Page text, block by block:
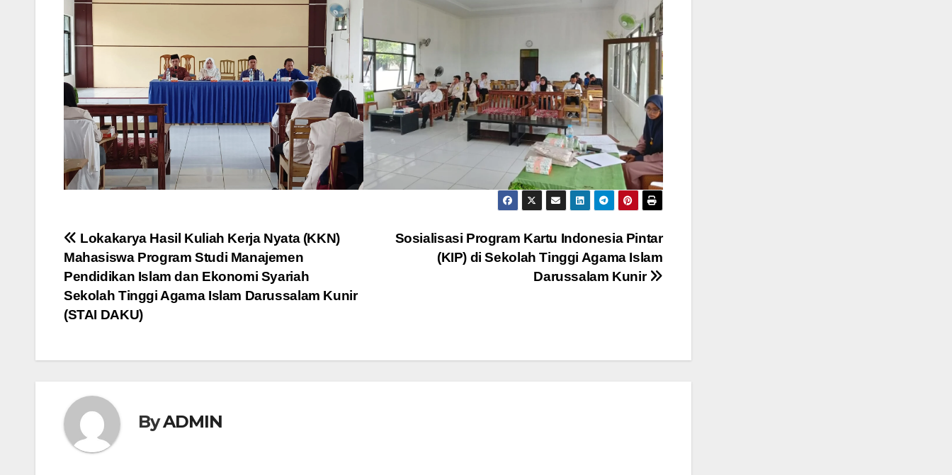
Post
navigation
Sosialisasi Program Kartu Indonesia Pintar
(KIP) di Sekolah Tinggi Agama Islam
Darussalam Kunir
Lokakarya Hasil Kuliah Kerja Nyata (KKN)
Mahasiswa Program Studi Manajemen
Pendidikan Islam dan Ekonomi Syariah
Sekolah Tinggi Agama Islam Darussalam Kunir
(STAI DAKU)
ByADMIN